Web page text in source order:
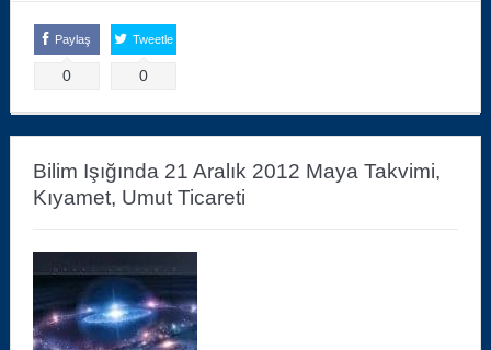
Paylaş
0
Tweetle
0
Bilim Işığında 21 Aralık 2012 Maya Takvimi,
Kıyamet, Umut Ticareti